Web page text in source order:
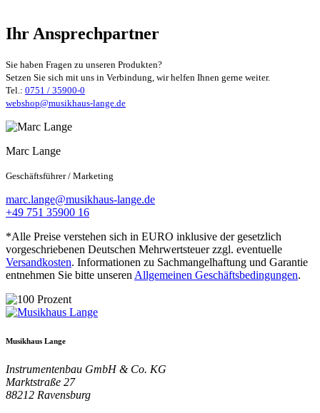
Ihr Ansprechpartner
Sie haben Fragen zu unseren Produkten?
Setzen Sie sich mit uns in Verbindung, wir helfen Ihnen gerne weiter.
Tel.: 0751 / 35900-0
webshop@musikhaus-lange.de
Marc Lange
Geschäftsführer / Marketing
marc.lange@musikhaus-lange.de
+49 751 35900 16
*Alle Preise verstehen sich in EURO inklusive der gesetzlich
vorgeschriebenen Deutschen Mehrwertsteuer zzgl. eventuelle
Versandkosten. Informationen zu Sachmangelhaftung und Garantie
entnehmen Sie bitte unseren Allgemeinen Geschäftsbedingungen.
Musikhaus Lange
Instrumentenbau GmbH & Co. KG
Marktstraße 27
88212 Ravensburg